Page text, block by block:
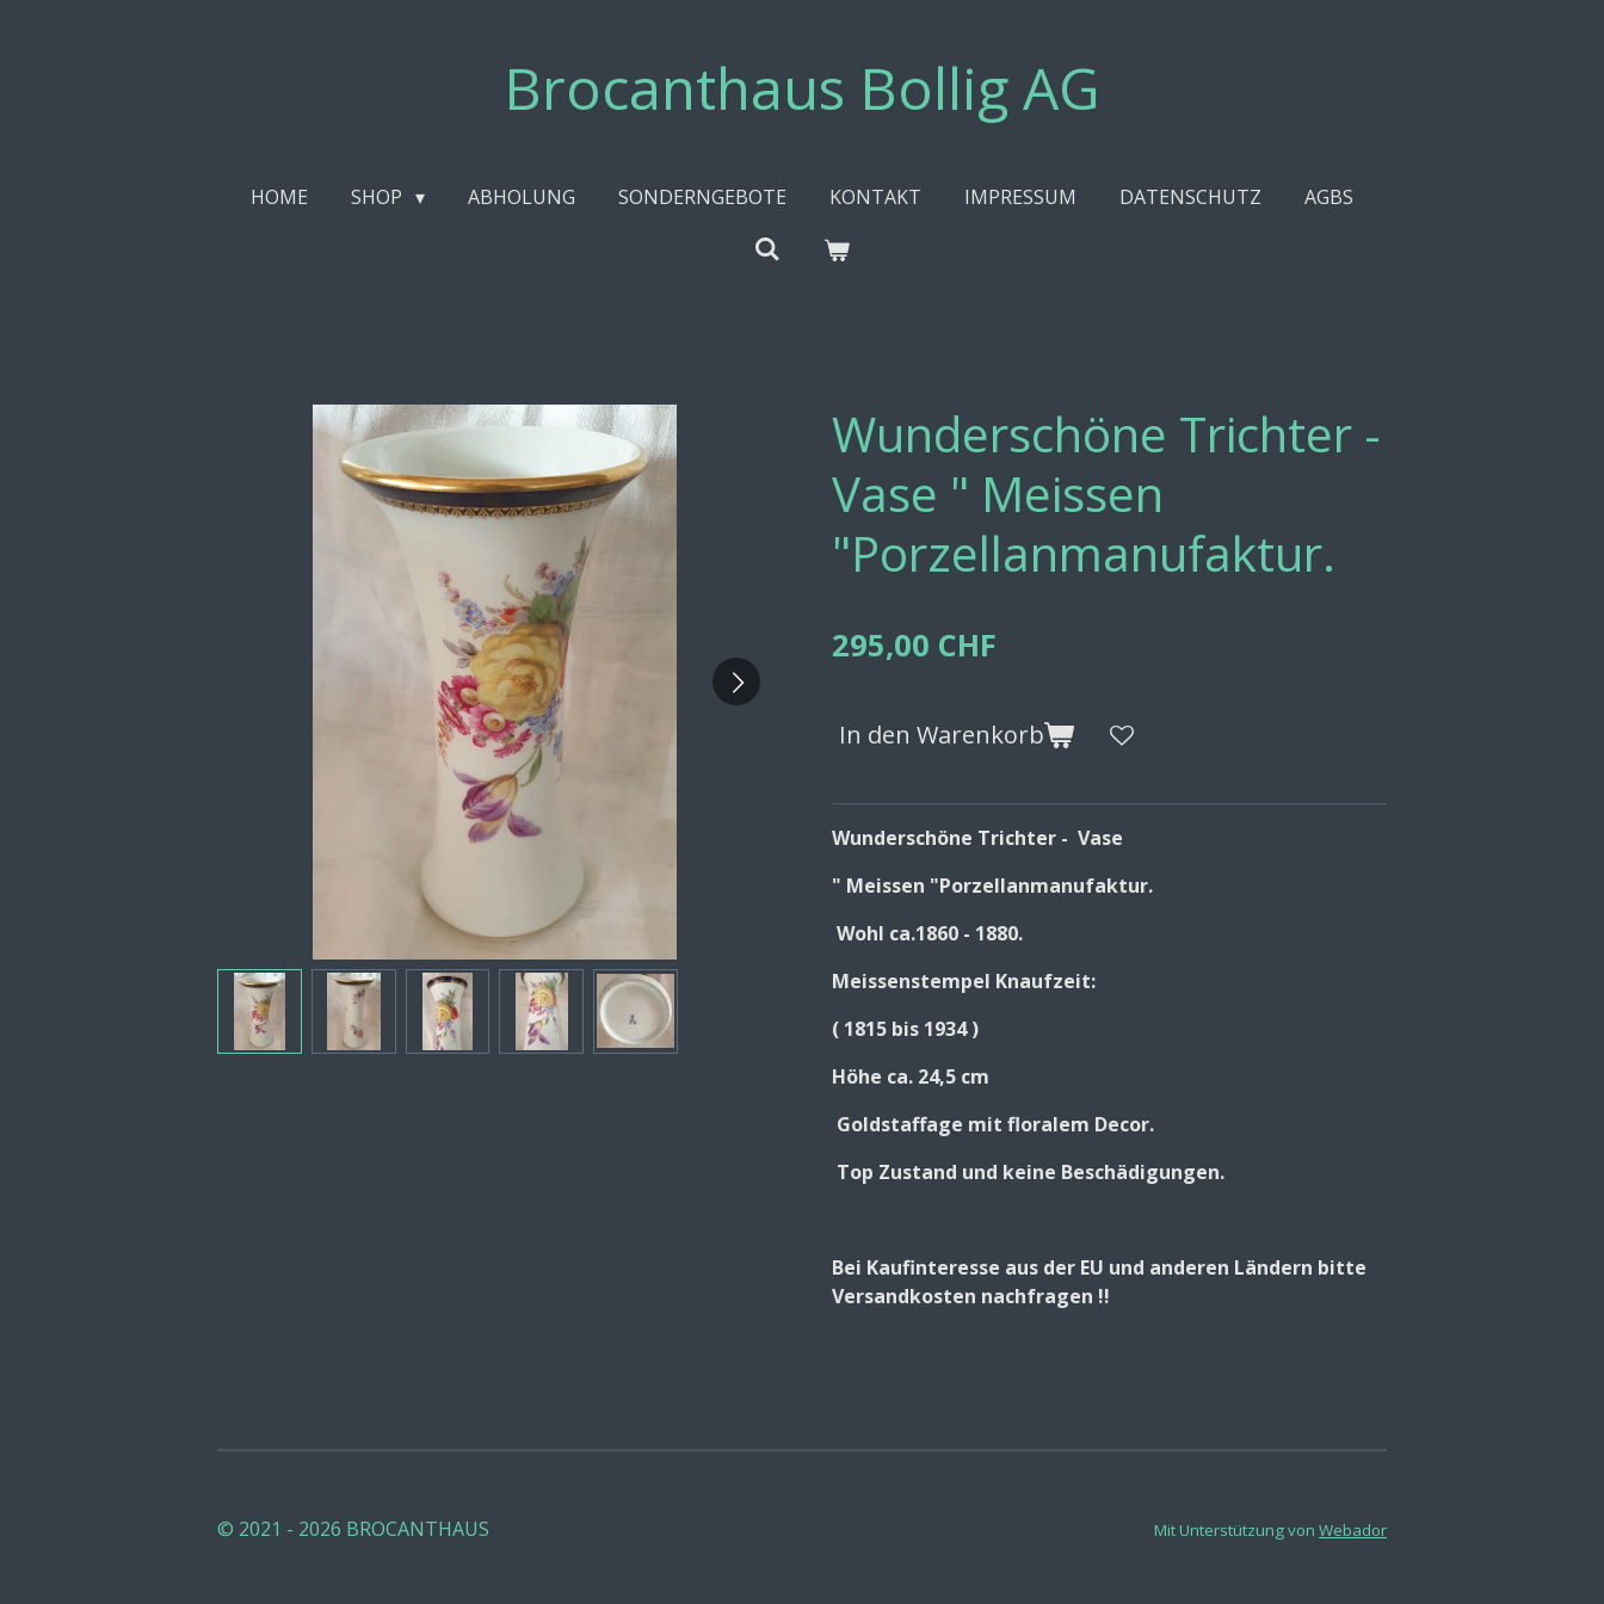
Brocanthaus Bollig AG
HOME SHOP ABHOLUNG SONDERNGEBOTE KONTAKT IMPRESSUM DATENSCHUTZ AGBS
Wunderschöne Trichter -
Vase " Meissen
"Porzellanmanufaktur.
295,00 CHF
In den Warenkorb
Wunderschöne Trichter - Vase
" Meissen "Porzellanmanufaktur.
Wohl ca.1860 - 1880.
Meissenstempel Knaufzeit:
( 1815 bis 1934 )
Höhe ca. 24,5 cm
Goldstaffage mit floralem Decor.
Top Zustand und keine Beschädigungen.
Bei Kaufinteresse aus der EU und anderen Ländern bitte
Versandkosten nachfragen !!
© 2021 - 2026 BROCANTHAUS Mit Unterstützung von Webador